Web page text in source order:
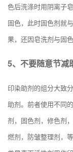
色后洗涤时用阴离子
固色，此时固色剂就
果，还因皂洗剂与固
5、不要随意节减
印染助剂的组分大致
助剂。前者使用不同
剂，固色剂，修色剂
燃剂，防皱整理剂，